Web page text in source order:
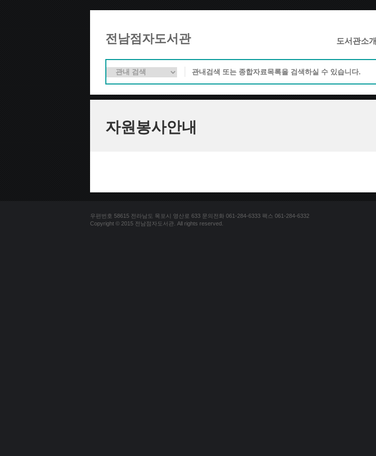
전남점자도서관 도서관소개
자원봉사안내
우편번호 58615 전라남도 목포시 영산로 633 문의전화 061-284-6333 팩스 061-284-6332
Copyright © 2015 전남점자도서관. All rights reserved.